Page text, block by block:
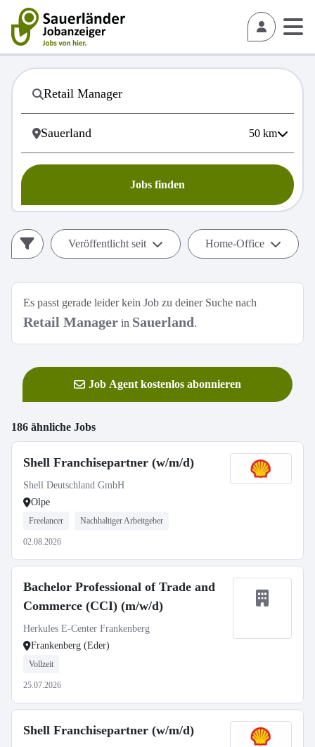
50 km
Jobs finden
Veröffentlicht seit Home-Office
Es passt gerade leider kein Job zu deiner Suche nach
Retail Manager in Sauerland.
Job Agent kostenlos abonnieren
186 ähnliche Jobs
Shell Franchisepartner (w/m/d)
Shell Deutschland GmbH
Olpe
Freelancer Nachhaltiger Arbeitgeber
02.08.2026
Bachelor Professional of Trade and
Commerce (CCI) (m/w/d)
Herkules E-Center Frankenberg
Frankenberg (Eder)
Vollzeit
25.07.2026
Shell Franchisepartner (w/m/d)